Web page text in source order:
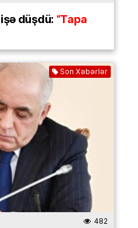
düşdü: “Tapa
Son Xəbərlər
482